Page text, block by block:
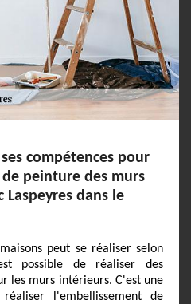
compétences pour
peinture des murs
dans le
peut se réaliser selon
possible de réaliser des
les murs intérieurs. C'est une
l'embellissement de